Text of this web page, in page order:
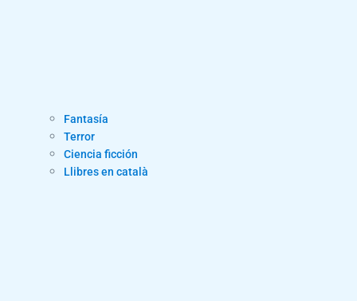
Fantasía
Terror
Ciencia ficción
Llibres en català